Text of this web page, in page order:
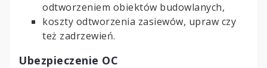
odtworzeniem obiektów budowlanych,
koszty odtworzenia zasiewów, upraw czy
też zadrzewień.
Ubezpieczenie OC